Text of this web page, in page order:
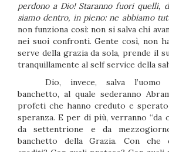
perdono a Dio! Staranno fuori quelli,
siamo dentro, in pieno: ne abbiamo
non funziona così: non si salva chi
nei suoi confronti. Gente così, non
serve della grazia da sola, prende il
tranquillamente al self service della
Dio, invece, salva
banchetto, al quale sederanno
profeti che hanno creduto e
speranza. E per di più, verranno “da
da settentrione e da
banchetto della Grazia. Con che